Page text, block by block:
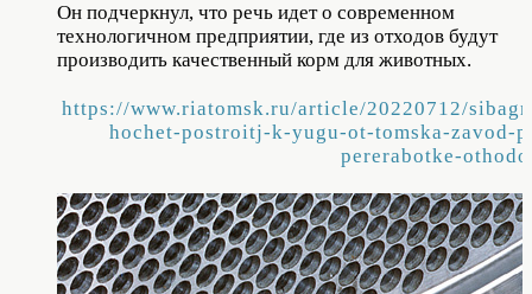
Он подчеркнул, что речь идет о современном
технологичном предприятии, где из отходов будут
производить качественный корм для животных.
https://www.riatomsk.ru/article/20220712/
hochet-postroitj-k-yugu-ot-tomska-zavod-
pererabotke-